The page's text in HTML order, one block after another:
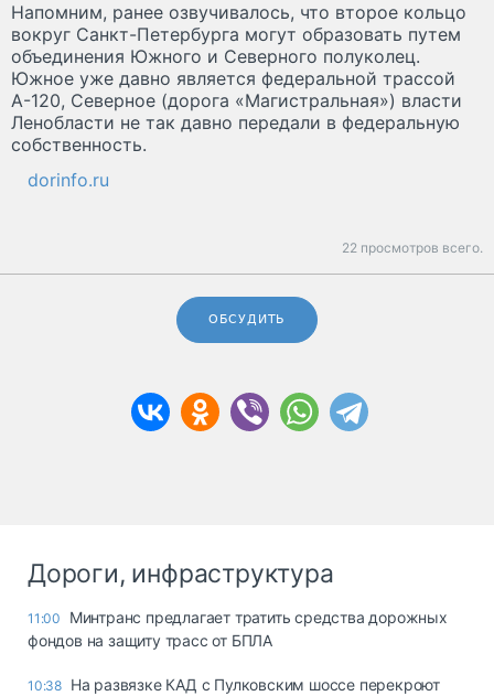
Напомним, ранее озвучивалось, что второе кольцо
вокруг Санкт-Петербурга могут образовать путем
объединения Южного и Северного полуколец.
Южное уже давно является федеральной трассой
А-120, Северное (дорога «Магистральная») власти
Ленобласти не так давно передали в федеральную
собственность.
dorinfo.ru
22 просмотров всего.
ОБСУДИТЬ
Дороги, инфраструктура
11:00
Минтранс предлагает тратить средства дорожных
фондов на защиту трасс от БПЛА
10:38 На развязке КАД с Пулковским шоссе перекроют